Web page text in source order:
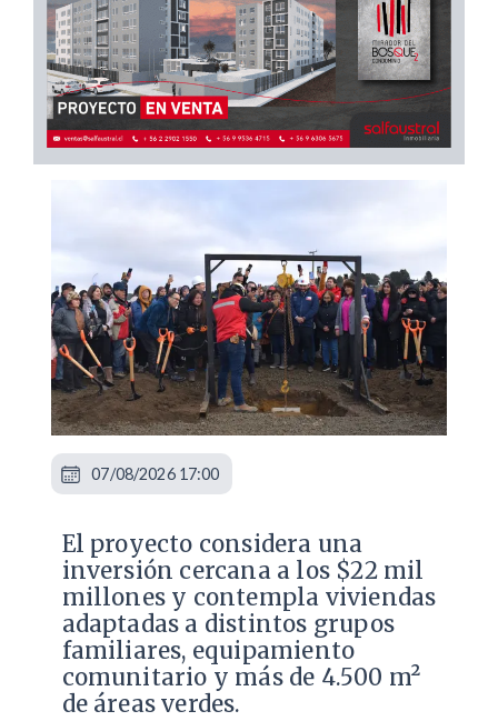
El proyecto considera una
inversión cercana a los $22 mil
millones y contempla viviendas
adaptadas a distintos grupos
familiares, equipamiento
comunitario y más de 4.500 m²
de áreas verdes.
07/08/2026 17:00